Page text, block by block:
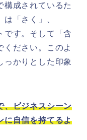
構成されているた
「さく」、
です。そして「含
ください。このよ
っかりとした印象
、ビジネスシーン
に自信を持てるよ